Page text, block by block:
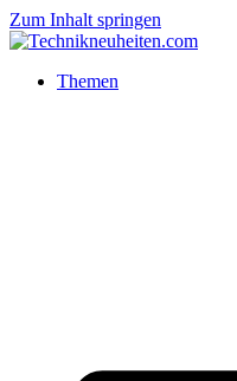
Zum Inhalt springen
Themen